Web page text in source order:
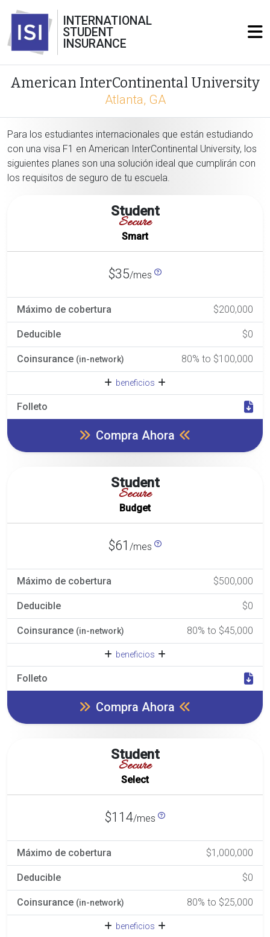
INTERNATIONAL
STUDENT
INSURANCE
American InterContinental University
Atlanta, GA
Para los estudiantes internacionales que están estudiando
con una visa F1 en American InterContinental University, los
siguientes planes son una solución ideal que cumplirán con
los requisitos de seguro de tu escuela.
Student
Secure
Smart
$35/mes
Máximo de cobertura $200,000
Deducible $0
Coinsurance (in-network) 80% to $100,000
beneficios
Folleto
Compra Ahora
Student
Secure
Budget
$61 /mes
Máximo de cobertura $500,000
Deducible $0
Coinsurance (in-network) 80% to $45,000
beneficios
Folleto
Compra Ahora
Student
Secure
Select
$114/mes
Máximo de cobertura $1,000,000
Deducible $0
Coinsurance (in-network) 80% to $25,000
beneficios